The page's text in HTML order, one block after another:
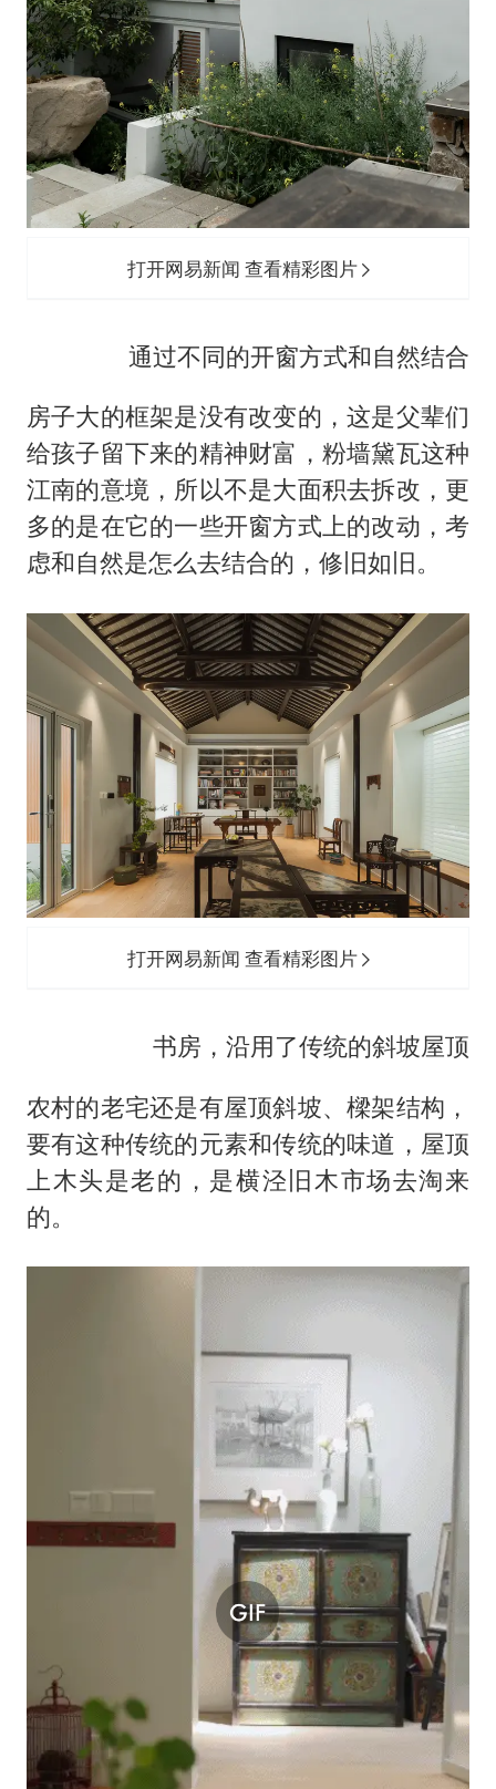
打开网易新闻 查看精彩图片
通过不同的开窗方式和自然结合
房子大的框架是没有改变的，这是父辈们
给孩子留下来的精神财富，粉墙黛瓦这种
江南的意境，所以不是大面积去拆改，更
多的是在它的一些开窗方式上的改动，考
虑和自然是怎么去结合的，修旧如旧。
打开网易新闻 查看精彩图片
书房，沿用了传统的斜坡屋顶
农村的老宅还是有屋顶斜坡、樑架结构，
要有这种传统的元素和传统的味道，屋顶
上木头是老的，是横泾旧木市场去淘来
的。